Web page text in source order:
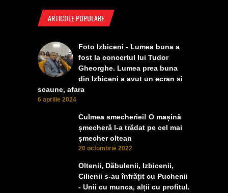
ARTICOLE POPULARE
Foto Izbiceni - Lumea buna a
fost la concertul lui Tudor
Gheorghe. Lumea prea buna
din Izbiceni a avut un ecran si
scaune, afara
6 aprilie 2024
Culmea smecheriei! O mașină
șmecheră l-a trădat pe cel mai
șmecher oltean
20 octombrie 2022
Oltenii, Dăbulenii, Izbicenii,
Cilienii s-au înfrățit cu Puchenii
- Unii cu munca, alții cu profitul.